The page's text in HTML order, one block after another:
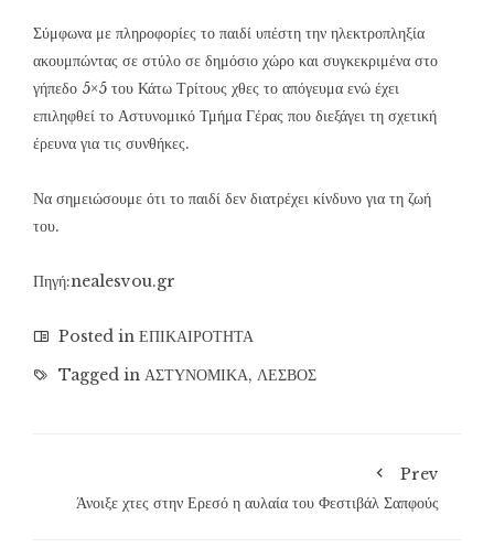
Σύμφωνα με πληροφορίες το παιδί υπέστη την ηλεκτροπληξία
ακουμπώντας σε στύλο σε δημόσιο χώρο και συγκεκριμένα στο
γήπεδο 5×5 του Κάτω Τρίτους χθες το απόγευμα ενώ έχει
επιληφθεί το Αστυνομικό Τμήμα Γέρας που διεξάγει τη σχετική
έρευνα για τις συνθήκες.
Να σημειώσουμε ότι το παιδί δεν διατρέχει κίνδυνο για τη ζωή
του.
Πηγή:nealesvou.gr
Posted in ΕΠΙΚΑΙΡΟΤΗΤΑ
Tagged in ΑΣΤΥΝΟΜΙΚΑ, ΛΕΣΒΟΣ
Prev
Άνοιξε χτες στην Ερεσό η αυλαία του Φεστιβάλ Σαπφούς